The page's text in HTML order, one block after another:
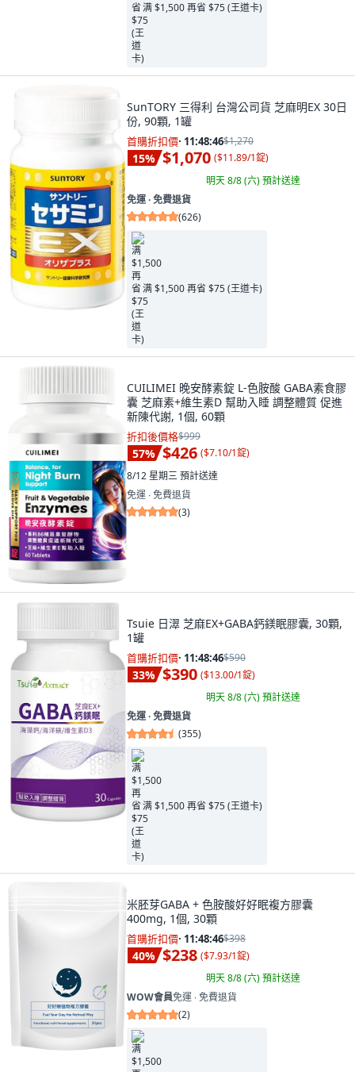
满 $1,500 再省 $75 (王道卡)
SunTORY 三得利 台灣公司貨 芝麻明EX 30日
份, 90顆, 1罐
首購折扣價· 11:48:45$1,270
15% $1,070 ($11.89/1錠)
明天 8/8 (六)預計送達
免運 ∙ 免費退貨
(626)
满 $1,500 再省 $75 (王道卡)
CUILIMEI 晚安酵素錠 L-色胺酸 GABA素食膠
囊 芝麻素+維生素D 幫助入睡 調整體質 促進
新陳代謝, 1個, 60顆
折扣後價格$999
57% $426 ($7.10/1錠)
8/12 星期三預計送達
免運 ∙ 免費退貨
(3)
Tsuie 日濢 芝麻EX+GABA鈣鎂眠膠囊, 30顆,
1罐
首購折扣價· 11:48:45$590
33% $390 ($13.00/1錠)
明天 8/8 (六)預計送達
免運 ∙ 免費退貨
(355)
满 $1,500 再省 $75 (王道卡)
米胚芽GABA + 色胺酸好好眠複方膠囊
400mg, 1個, 30顆
首購折扣價· 11:48:45$398
40% $238 ($7.93/1錠)
明天 8/8 (六)預計送達
WOW會員免運 ∙ 免費退貨
(2)